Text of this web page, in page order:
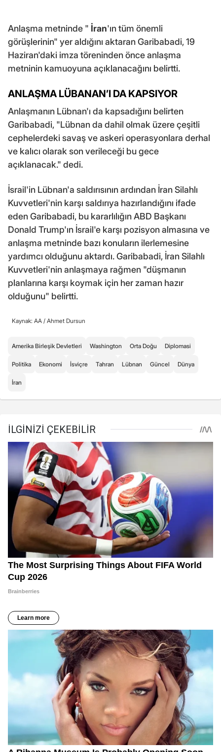
Anlaşma metninde " İran'ın tüm önemli
görüşlerinin" yer aldığını aktaran Garibabadi, 19
Haziran'daki imza töreninden önce anlaşma
metninin kamuoyuna açıklanacağını belirtti.
ANLAŞMA LÜBANAN’I DA KAPSIYOR
Anlaşmanın Lübnan'ı da kapsadığını belirten
Garibabadi, "Lübnan da dahil olmak üzere çeşitli
cephelerdeki savaş ve askeri operasyonlara derhal
ve kalıcı olarak son verileceği bu gece
açıklanacak." dedi.
İsrail'in Lübnan'a saldırısının ardından İran Silahlı
Kuvvetleri'nin karşı saldırıya hazırlandığını ifade
eden Garibabadi, bu kararlılığın ABD Başkanı
Donald Trump'ın İsrail'e karşı pozisyon almasına ve
anlaşma metninde bazı konuların ilerlemesine
yardımcı olduğunu aktardı. Garibabadi, İran Silahlı
Kuvvetleri'nin anlaşmaya rağmen "düşmanın
planlarına karşı koymak için her zaman hazır
olduğunu" belirtti.
Kaynak: AA / Ahmet Dursun
Amerika Birleşik Devletleri Washington Orta Doğu Diplomasi
Politika Ekonomi İsviçre Tahran Lübnan Güncel Dünya
İran